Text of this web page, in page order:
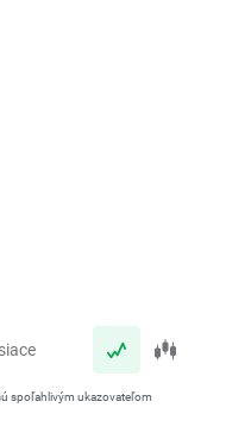
spoľahlivým ukazovateľom